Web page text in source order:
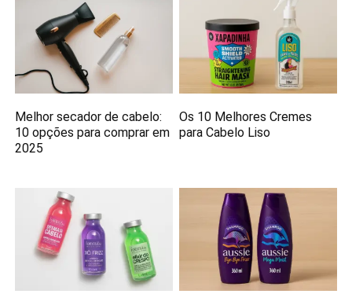
Melhor secador de cabelo:
10 opções para comprar em
2025
Os 10 Melhores Cremes
para Cabelo Liso